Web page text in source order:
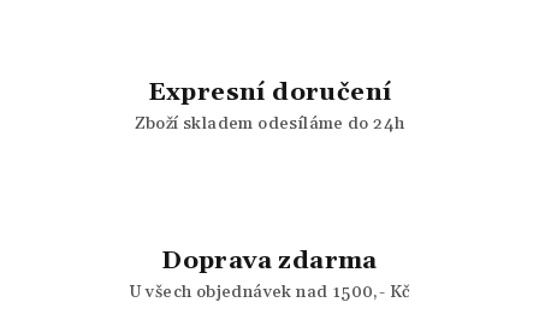
ý
p
Expresní doručení
Zboží skladem odesíláme do 24h
Doprava zdarma
U všech objednávek nad 1500,- Kč